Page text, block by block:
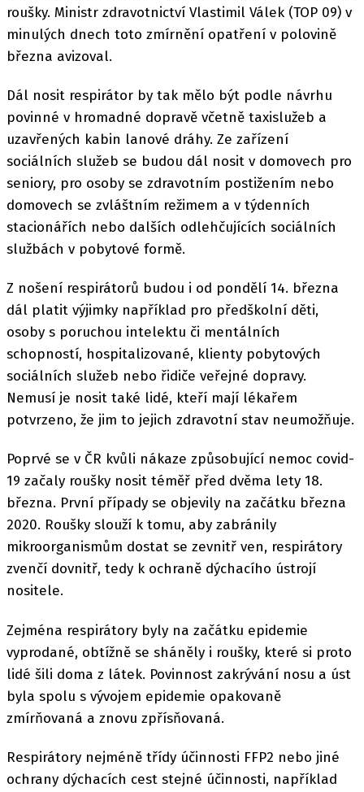
roušky. Ministr zdravotnictví Vlastimil Válek (TOP 09) v
minulých dnech toto zmírnění opatření v polovině
března avizoval.
Dál nosit respirátor by tak mělo být podle návrhu
povinné v hromadné dopravě včetně taxislužeb a
uzavřených kabin lanové dráhy. Ze zařízení
sociálních služeb se budou dál nosit v domovech pro
seniory, pro osoby se zdravotním postižením nebo
domovech se zvláštním režimem a v týdenních
stacionářích nebo dalších odlehčujících sociálních
službách v pobytové formě.
Z nošení respirátorů budou i od pondělí 14. března
dál platit výjimky například pro předškolní děti,
osoby s poruchou intelektu či mentálních
schopností, hospitalizované, klienty pobytových
sociálních služeb nebo řidiče veřejné dopravy.
Nemusí je nosit také lidé, kteří mají lékařem
potvrzeno, že jim to jejich zdravotní stav neumožňuje.
Poprvé se v ČR kvůli nákaze způsobující nemoc covid-
19 začaly roušky nosit téměř před dvěma lety 18.
března. První případy se objevily na začátku března
2020. Roušky slouží k tomu, aby zabránily
mikroorganismům dostat se zevnitř ven, respirátory
zvenčí dovnitř, tedy k ochraně dýchacího ústrojí
nositele.
Zejména respirátory byly na začátku epidemie
vyprodané, obtížně se sháněly i roušky, které si proto
lidé šili doma z látek. Povinnost zakrývání nosu a úst
byla spolu s vývojem epidemie opakovaně
zmírňovaná a znovu zpřísňovaná.
Respirátory nejméně třídy účinnosti FFP2 nebo jiné
ochrany dýchacích cest stejné účinnosti, například